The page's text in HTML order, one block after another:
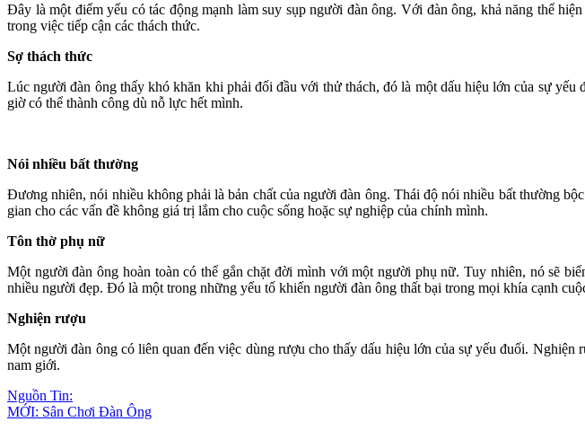
Đây là một điểm yếu có tác động mạnh làm suy sụp người đàn ông. Với đàn ông, khả năng thể
trong việc tiếp cận các thách thức.
Sợ thách thức
Lúc người đàn ông thấy khó khăn khi phải đối đầu với thử thách, đó là một dấu hiệu lớn của sự
giờ có thể thành công dù nỗ lực hết mình.
Nói nhiều bất thường
Đương nhiên, nói nhiều không phải là bản chất của người đàn ông. Thái độ nói nhiều bất thường
gian cho các vấn đề không giá trị lắm cho cuộc sống hoặc sự nghiệp của chính mình.
Tôn thờ phụ nữ
Một người đàn ông hoàn toàn có thể gắn chặt đời mình với một người phụ nữ. Tuy nhiên, nó sẽ
nhiều người đẹp. Đó là một trong những yếu tố khiến người đàn ông thất bại trong mọi khía cạnh
Nghiện rượu
Một người đàn ông có liên quan đến việc dùng rượu cho thấy dấu hiệu lớn của sự yếu đuối.
nam giới.
Nguồn Tin:
MỚI: Sân Chơi Đàn Ông